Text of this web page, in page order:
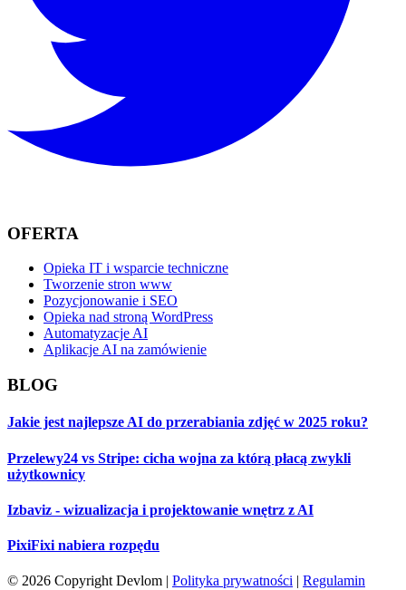
OFERTA
Opieka IT i wsparcie techniczne
Tworzenie stron www
Pozycjonowanie i SEO
Opieka nad stroną WordPress
Automatyzacje AI
Aplikacje AI na zamówienie
BLOG
Jakie jest najlepsze AI do przerabiania zdjęć w 2025 roku?
Przelewy24 vs Stripe: cicha wojna za którą płacą zwykli
użytkownicy
Izbaviz - wizualizacja i projektowanie wnętrz z AI
PixiFixi nabiera rozpędu
© 2026 Copyright Devlom | Polityka prywatności Regulamin